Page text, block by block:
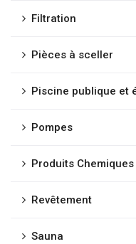
Filtration
Pièces à sceller
Piscine publique et
Pompes
Produits Chemiques
Revêtement
Sauna